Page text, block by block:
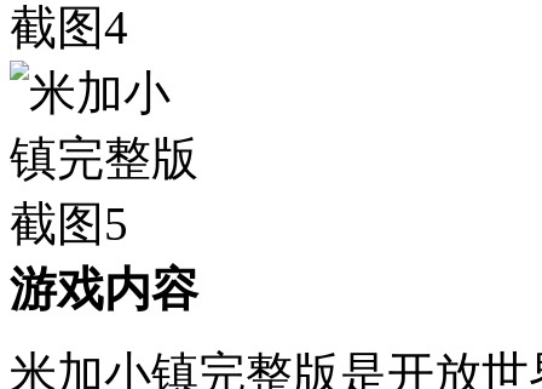
游戏内容
米加小镇完整版是开放